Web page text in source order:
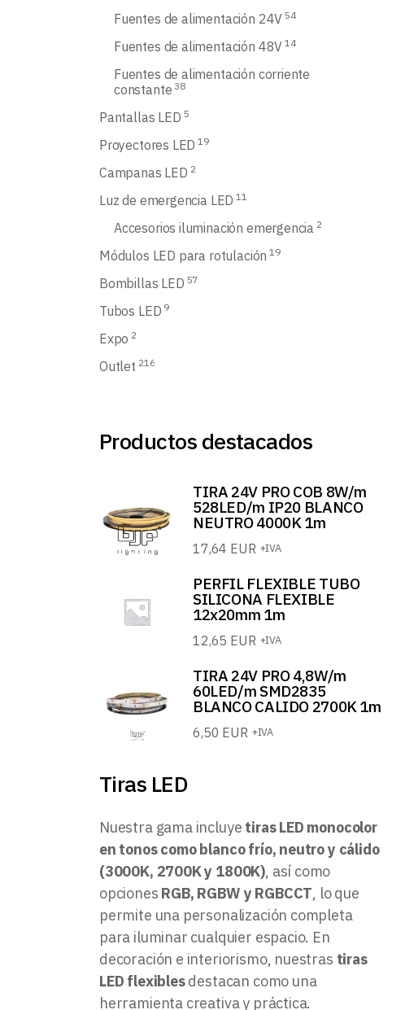
Fuentes de alimentación 24V 54
Fuentes de alimentación 48V 14
Fuentes de alimentación corriente
constante 38
Pantallas LED 5
Proyectores LED 19
Campanas LED 2
Luz de emergencia LED 11
Accesorios iluminación emergencia 2
Módulos LED para rotulación 19
Bombillas LED 57
Tubos LED 9
Expo 2
Outlet 216
Productos destacados
TIRA 24V PRO COB 8W/m
528LED/m IP20 BLANCO
NEUTRO 4000K 1m
17,64 EUR +IVA
PERFIL FLEXIBLE TUBO
SILICONA FLEXIBLE
12x20mm 1m
12,65 EUR +IVA
TIRA 24V PRO 4,8W/m
60LED/m SMD2835
BLANCO CALIDO 2700K 1m
6,50 EUR +IVA
Tiras LED
Nuestra gama incluye tiras LED monocolor
en tonos como blanco frío, neutro y cálido
(3000K, 2700K y 1800K), así como
opciones RGB, RGBW y RGBCCT, lo que
permite una personalización completa
para iluminar cualquier espacio. En
decoración e interiorismo, nuestras tiras
LED flexiblesdestacan como una
herramienta creativa y práctica.